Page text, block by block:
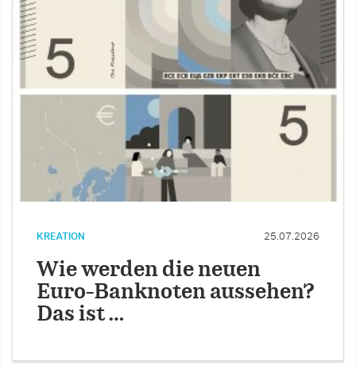
KREATION 25.07.2026
Wie werden die neuen
Euro-Banknoten aussehen?
Das ist …